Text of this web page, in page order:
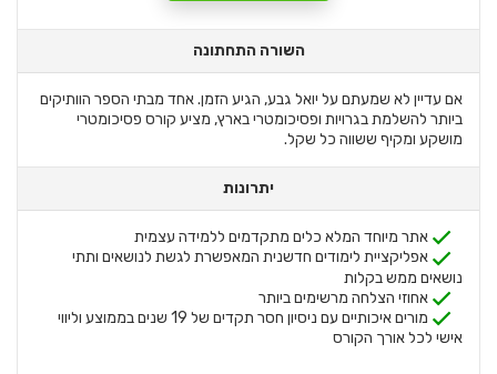
השורה התחתונה
אם עדיין לא שמעתם על יואל גבע, הגיע הזמן. אחד מבתי הספר הוותיקים
ביותר להשלמת בגרויות ופסיכומטרי בארץ, מציע קורס פסיכומטרי
מושקע ומקיף ששווה כל שקל.
יתרונות
אתר מיוחד המלא כלים מתקדמים ללמידה עצמית
אפליקציית לימודים חדשנית המאפשרת לגשת לנושאים ותתי
נושאים ממש בקלות
אחוזי הצלחה מרשימים ביותר
מורים איכותיים עם ניסיון חסר תקדים של 19 שנים בממוצע וליווי
אישי לכל אורך הקורס